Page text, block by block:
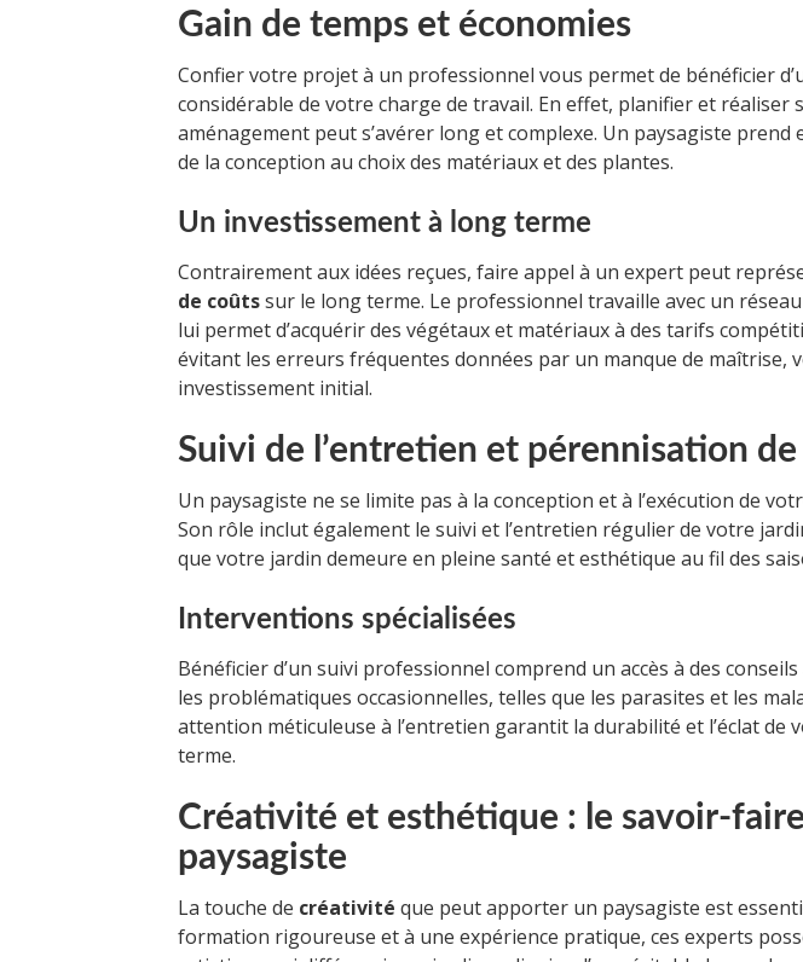
Gain de temps et économies
Confier votre projet à un professionnel vous permet de bénéficier
considérable de votre charge de travail. En effet, planifier et réaliser
aménagement peut s’avérer long et complexe. Un paysagiste prend
de la conception au choix des matériaux et des plantes.
Un investissement à long terme
Contrairement aux idées reçues, faire appel à un expert peut
de coûtssur le long terme. Le professionnel travaille avec un
lui permet d’acquérir des végétaux et matériaux à des tarifs
évitant les erreurs fréquentes données par un manque de maîtrise,
investissement initial.
Suivi de l’entretien et pérennisation
Un paysagiste ne se limite pas à la conception et à l’exécution de
Son rôle inclut également le suivi et l’entretien régulier de votre
que votre jardin demeure en pleine santé et esthétique au fil des
Interventions spécialisées
Bénéficier d’un suivi professionnel comprend un accès à des
les problématiques occasionnelles, telles que les parasites et les
attention méticuleuse à l’entretien garantit la durabilité et l’éclat de
terme.
Créativité et esthétique : le savoir-faire
paysagiste
La touche de créativité que peut apporter un paysagiste est
formation rigoureuse et à une expérience pratique, ces experts